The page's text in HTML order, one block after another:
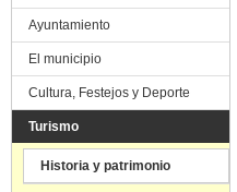
Ayuntamiento
El municipio
Cultura, Festejos y Deporte
Turismo
Historia y patrimonio